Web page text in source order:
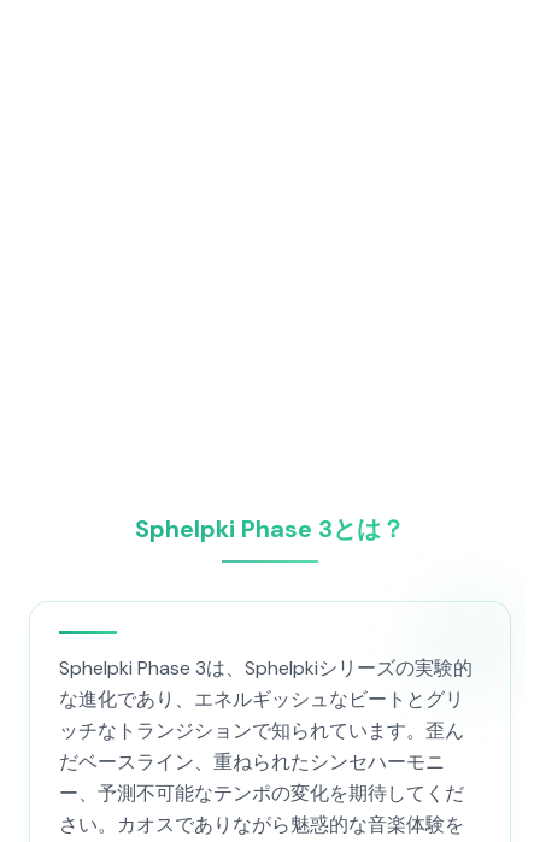
Sphelpki Phase 3とは？
Sphelpki Phase 3は、Sphelpkiシリーズの実験的
な進化であり、エネルギッシュなビートとグリ
ッチなトランジションで知られています。歪ん
だベースライン、重ねられたシンセハーモニ
ー、予測不可能なテンポの変化を期待してくだ
さい。カオスでありながら魅惑的な音楽体験を